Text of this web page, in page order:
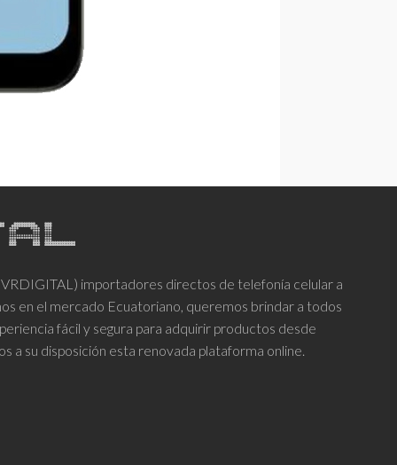
importadores directos de telefonía celular a
en el mercado Ecuatoriano, queremos brindar a todos
fácil y segura para adquirir productos desde
a su disposición esta renovada plataforma online.